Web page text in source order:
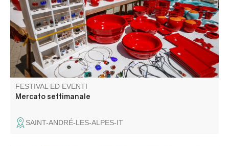
FESTIVAL ED EVENTI
Mercato settimanale
SAINT-ANDRÉ-LES-ALPES-IT